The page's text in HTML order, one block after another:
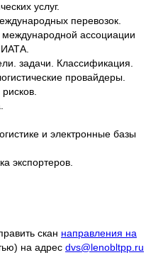
услуг.
перевозок.
ассоциации
задачи. Классификация.
провайдеры.
и электронные базы
экспортеров.
скан направления на
на адрес dvs@lenobltpp.ru